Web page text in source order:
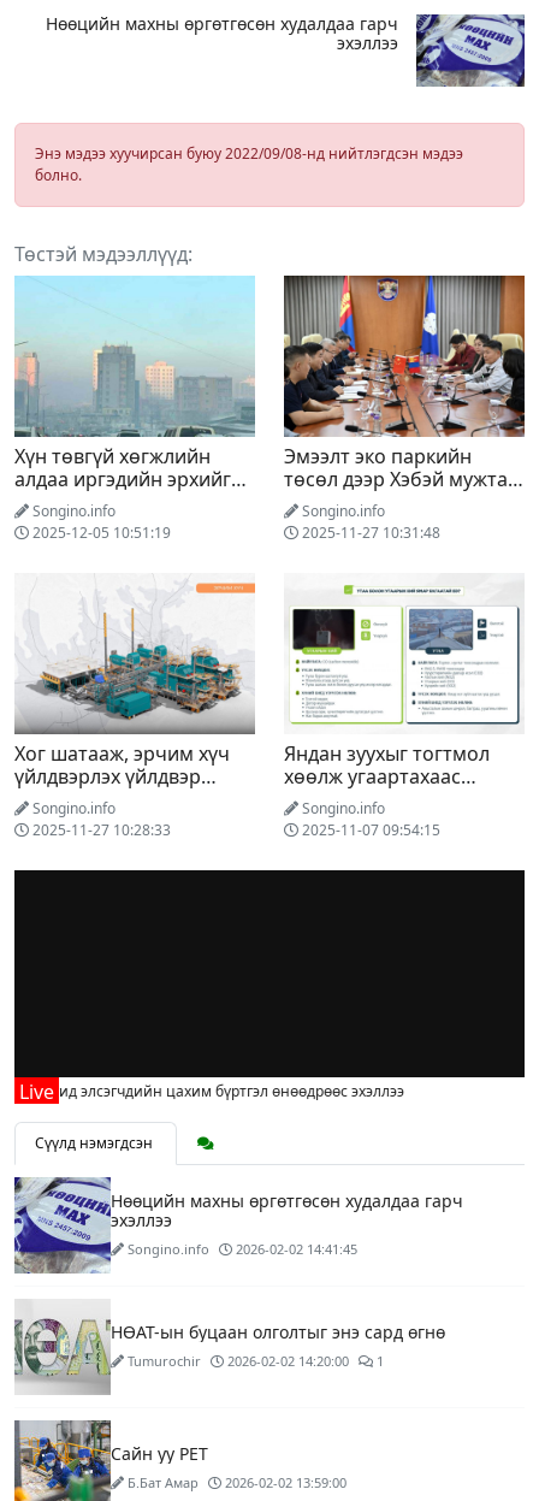
Нөөцийн махны өргөтгөсөн худалдаа гарч
эхэллээ
Энэ мэдээ хуучирсан буюу 2022/09/08-нд нийтлэгдсэн мэдээ
болно.
Төстэй мэдээллүүд:
Хүн төвгүй хөгжлийн
алдаа иргэдийн эрхийг
бооомилсоор
Songino.info
2025-12-05 10:51:19
Эмээлт эко паркийн
төсөл дээр Хэбэй мужтай
хамтарч ажиллана
Songino.info
2025-11-27 10:31:48
Хог шатааж, эрчим хүч
үйлдвэрлэх үйлдвэр
ашиглалтад орсноор
булшлах хог хаягдлын
хэмжээ 8 хувиар буурна
Songino.info
2025-11-27 10:28:33
Яндан зуухыг тогтмол
хөөлж угаартахаас
сэргийлье
Songino.info
2025-11-07 09:54:15
ангид элсэгчдийн цахим бүртгэл өнөөдрөөс эхэллээ
Сүүлд нэмэгдсэн
Нөөцийн махны өргөтгөсөн худалдаа гарч
эхэллээ
Songino.info 2026-02-02 14:41:45
НӨАТ-ын буцаан олголтыг энэ сард өгнө
Tumurochir 2026-02-02 14:20:00 1
Сайн уу PET
Б.Бат Амар 2026-02-02 13:59:00